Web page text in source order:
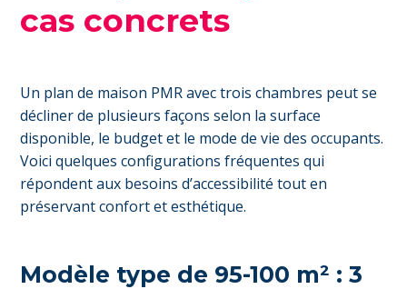
cas concrets
Un plan de maison PMR avec trois chambres peut se
décliner de plusieurs façons selon la surface
disponible, le budget et le mode de vie des occupants.
Voici quelques configurations fréquentes qui
répondent aux besoins d’accessibilité tout en
préservant confort et esthétique.
Modèle type de 95-100 m² : 3